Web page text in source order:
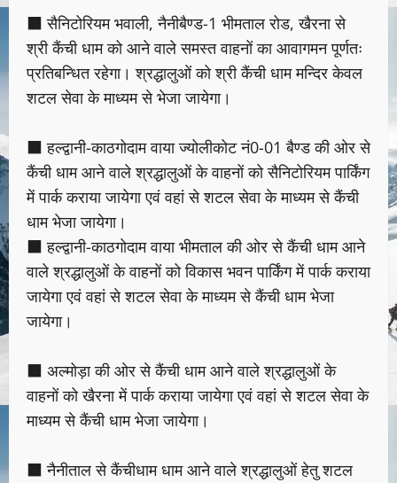
■ सैनिटोरियम भवाली, नैनीबैण्ड-1 भीमताल रोड, खैरना से
श्री कैंची धाम को आने वाले समस्त वाहनों का आवागमन पूर्णतः
प्रतिबन्धित रहेगा। श्रद्धालुओं को श्री कैंची धाम मन्दिर केवल
शटल सेवा के माध्यम से भेजा जायेगा।
■ हल्द्वानी-काठगोदाम वाया ज्योलीकोट नं0-01 बैण्ड की ओर से
कैंची धाम आने वाले श्रद्धालुओं के वाहनों को सैनिटोरियम पार्किंग
में पार्क कराया जायेगा एवं वहां से शटल सेवा के माध्यम से कैंची
धाम भेजा जायेगा।
■ हल्द्वानी-काठगोदाम वाया भीमताल की ओर से कैंची धाम आने
वाले श्रद्धालुओं के वाहनों को विकास भवन पार्किंग में पार्क कराया
जायेगा एवं वहां से शटल सेवा के माध्यम से कैंची धाम भेजा
जायेगा।
■ अल्मोड़ा की ओर से कैंची धाम आने वाले श्रद्धालुओं के
वाहनों को खैरना में पार्क कराया जायेगा एवं वहां से शटल सेवा के
माध्यम से कैंची धाम भेजा जायेगा।
■ नैनीताल से कैंचीधाम धाम आने वाले श्रद्धालुओं हेतु शटल